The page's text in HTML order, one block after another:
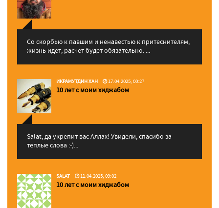
Со скорбью к павшим и ненавестью к притеснителям,
жизнь идет, расчет будет обязательно. ...
ИКРАМУТДИН ХАН 17.04.2025, 00:27
10 лет с моим хиджабом
Salat, да укрепит вас Аллаx! Увидели, спасибо за
теплые слова :-)...
SALAT 11.04.2025, 09:02
10 лет с моим хиджабом